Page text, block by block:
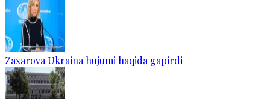
Zaxarova Ukraina hujumi haqida gapirdi